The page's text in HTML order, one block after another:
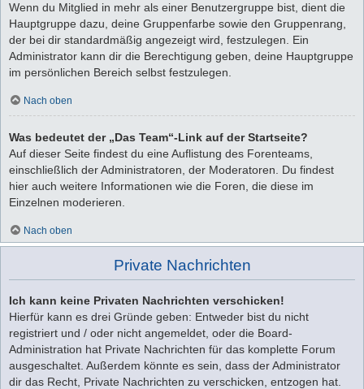
Wenn du Mitglied in mehr als einer Benutzergruppe bist, dient die
Hauptgruppe dazu, deine Gruppenfarbe sowie den Gruppenrang,
der bei dir standardmäßig angezeigt wird, festzulegen. Ein
Administrator kann dir die Berechtigung geben, deine Hauptgruppe
im persönlichen Bereich selbst festzulegen.
Nach oben
Was bedeutet der „Das Team“-Link auf der Startseite?
Auf dieser Seite findest du eine Auflistung des Forenteams,
einschließlich der Administratoren, der Moderatoren. Du findest
hier auch weitere Informationen wie die Foren, die diese im
Einzelnen moderieren.
Nach oben
Private Nachrichten
Ich kann keine Privaten Nachrichten verschicken!
Hierfür kann es drei Gründe geben: Entweder bist du nicht
registriert und / oder nicht angemeldet, oder die Board-
Administration hat Private Nachrichten für das komplette Forum
ausgeschaltet. Außerdem könnte es sein, dass der Administrator
dir das Recht, Private Nachrichten zu verschicken, entzogen hat.